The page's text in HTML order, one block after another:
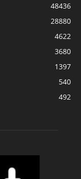
48436
28880
4622
3680
1397
540
492